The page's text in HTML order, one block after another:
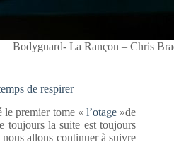
Bodyguard- La Rançon – Chris
de respirer
le premier tome «l’otage »de
toujours la suite est toujours
allons continuer à suivre